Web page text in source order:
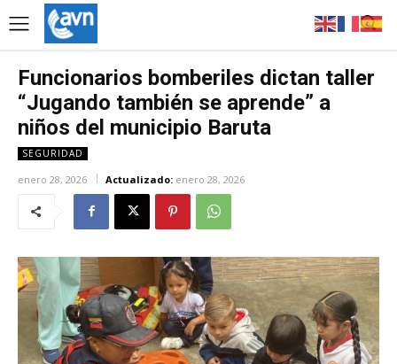
Funcionarios bomberiles dictan taller
“Jugando también se aprende” a
niños del municipio Baruta
SEGURIDAD
enero 28, 2026 Actualizado: enero 28, 2026